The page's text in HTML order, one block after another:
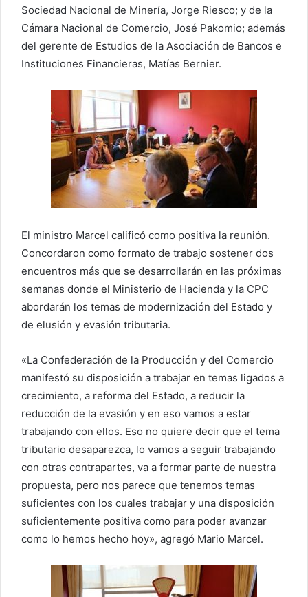
Sociedad Nacional de Minería, Jorge Riesco; y de la
Cámara Nacional de Comercio, José Pakomio; además
del gerente de Estudios de la Asociación de Bancos e
Instituciones Financieras, Matías Bernier.
El ministro Marcel calificó como positiva la reunión.
Concordaron como formato de trabajo sostener dos
encuentros más que se desarrollarán en las próximas
semanas donde el Ministerio de Hacienda y la CPC
abordarán los temas de modernización del Estado y
de elusión y evasión tributaria.
«La Confederación de la Producción y del Comercio
manifestó su disposición a trabajar en temas ligados a
crecimiento, a reforma del Estado, a reducir la
reducción de la evasión y en eso vamos a estar
trabajando con ellos. Eso no quiere decir que el tema
tributario desaparezca, lo vamos a seguir trabajando
con otras contrapartes, va a formar parte de nuestra
propuesta, pero nos parece que tenemos temas
suficientes con los cuales trabajar y una disposición
suficientemente positiva como para poder avanzar
como lo hemos hecho hoy», agregó Mario Marcel.